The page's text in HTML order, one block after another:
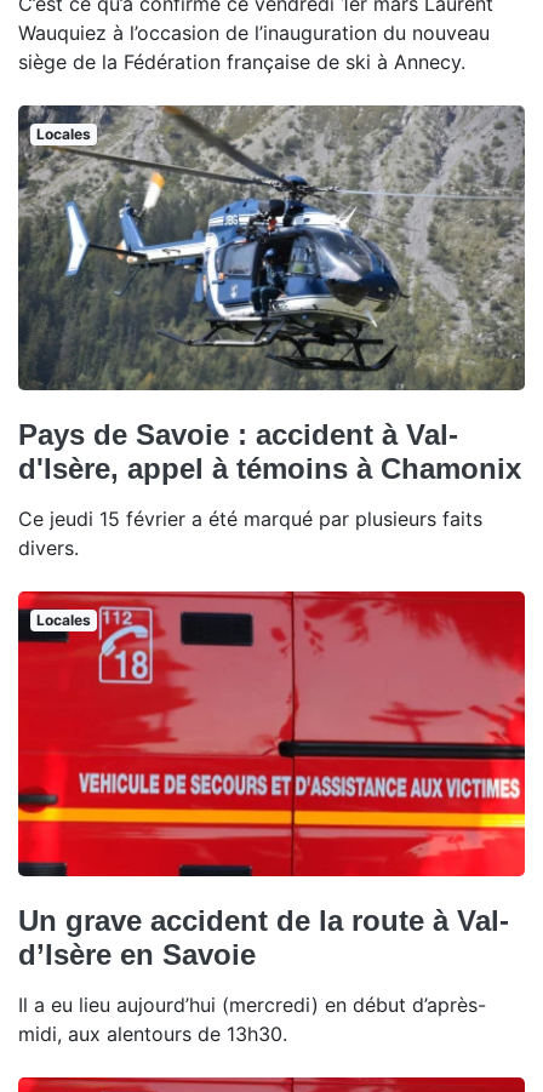
Wauquiez à l’occasion de l’inauguration du nouveau
siège de la Fédération française de ski à Annecy.
Locales
Pays de Savoie : accident à Val-
d'Isère, appel à témoins à Chamonix
Ce jeudi 15 février a été marqué par plusieurs faits
divers.
Locales
Un grave accident de la route à Val-
d’Isère en Savoie
Il a eu lieu aujourd’hui (mercredi) en début d’après-
midi, aux alentours de 13h30.